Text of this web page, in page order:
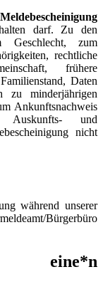
darf. Zu den
Geschlecht, zum
rechtliche
frühere
Daten
zu minderjährigen
Ankunftsnachweis
und
nicht
während unserer
Bürgerbüro
eine*n